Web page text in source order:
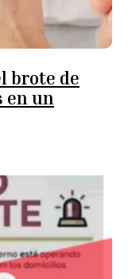
brote de
en un